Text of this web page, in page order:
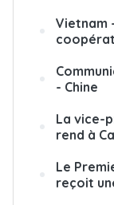
Vietnam
- Chine
La vice-
rend à
Le
reçoit